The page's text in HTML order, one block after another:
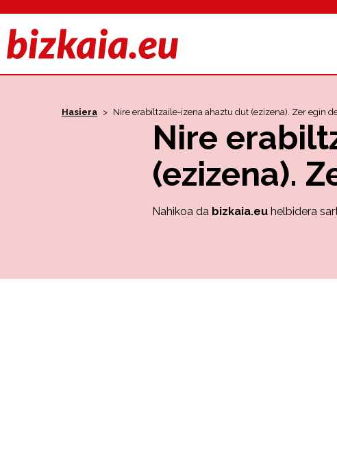
Hasiera > Nire erabiltzaile-izena ahaztu dut (ezizena). Zer egin
Nire
(ezizena).
Nahikoa da bizkaia.eu helbidera